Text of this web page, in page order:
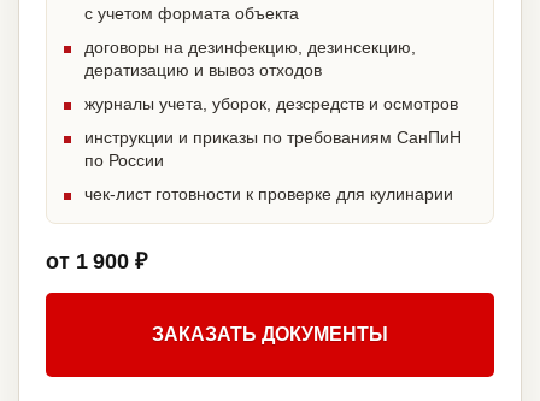
с учетом формата объекта
договоры на дезинфекцию, дезинсекцию,
дератизацию и вывоз отходов
журналы учета, уборок, дезсредств и осмотров
инструкции и приказы по требованиям СанПиН
по России
чек-лист готовности к проверке для кулинарии
от 1 900 ₽
ЗАКАЗАТЬ ДОКУМЕНТЫ